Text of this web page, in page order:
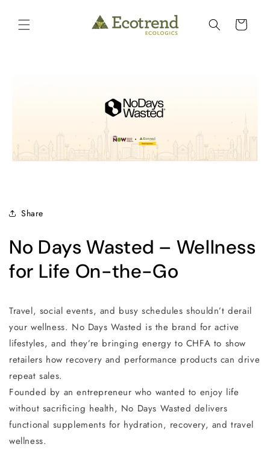
content
Cart
Share
No Days Wasted – Wellness
for Life On-the-Go
Travel, social events, and busy schedules shouldn’t derail
your wellness. No Days Wasted is the brand for active
lifestyles, and they’re bringing energy to CHFA to show
retailers how recovery and performance products can drive
repeat sales.
Founded by an entrepreneur who wanted to enjoy life
without sacrificing health, No Days Wasted delivers
functional supplements for hydration, recovery, and travel
wellness.